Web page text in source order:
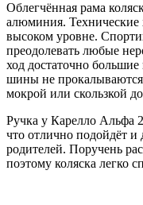
Облегчённая рама
алюминия. Технические
высоком уровне.
преодолевать любые
ход достаточно
шины не прокалываются
мокрой или скользкой
Ручка у Карелло Альфа
что отлично подойдёт
родителей. Поручень
поэтому коляска легко